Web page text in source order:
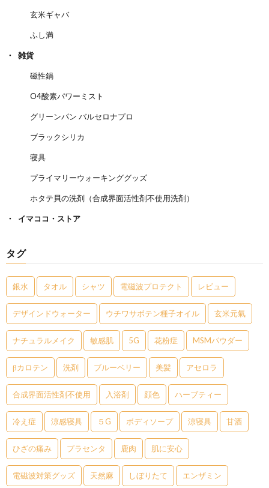
玄米ギャバ
ふし満
雑貨
磁性鍋
O4酸素パワーミスト
グリーンパン バルセロナプロ
ブラックシリカ
寝具
プライマリーウォーキンググッズ
ホタテ貝の洗剤（合成界面活性剤不使用洗剤）
イマココ・ストア
タグ
銀水 タオル シャツ 電磁波プロテクト レビュー
デザインドウォーター ウチワサボテン種子オイル 玄米元氣
ナチュラルメイク 敏感肌 5G 花粉症 MSMパウダー
βカロテン 洗剤 ブルーベリー 美髪 アセロラ
合成界面活性剤不使用 入浴剤 顔色 ハーブティー
冷え症 涼感寝具 ５G ボディソープ 涼寝具 甘酒
ひざの痛み プラセンタ 鹿肉 肌に安心
電磁波対策グッズ 天然麻 しぼりたて エンザミン